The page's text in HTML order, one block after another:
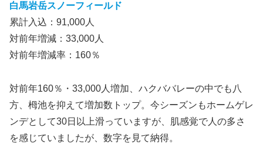
白馬岩岳スノーフィールド
累計入込：91,000人
対前年増減：33,000人
対前年増減率：160％
対前年160％・33,000人増加、ハクババレーの中でも八
方、栂池を抑えて増加数トップ。今シーズンもホームゲレ
ンデとして30日以上滑っていますが、肌感覚で人の多さ
を感じていましたが、数字を見て納得。